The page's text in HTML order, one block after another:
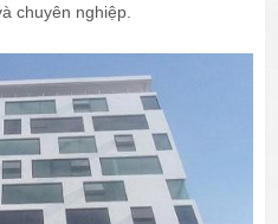
chuyên nghiệp.